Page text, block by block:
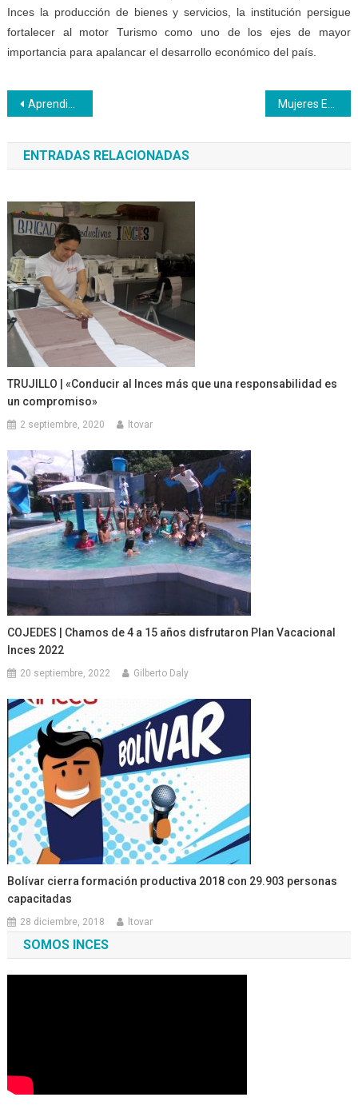
Inces la producción de bienes y servicios, la institución persigue
fortalecer al motor Turismo como uno de los ejes de mayor
importancia para apalancar el desarrollo económico del país.
Navegación
de
entradas
Aprendices del Inces Bolívar asumen el reto de la conservación
ENTRADAS RELACIONADAS
TRUJILLO | «Conducir al Inces más que una responsabilidad es
un compromiso»
2 septiembre, 2020 ltovar
COJEDES | Chamos de 4 a 15 años disfrutaron Plan Vacacional
Inces 2022
20 septiembre, 2022 Gilberto Daly
Bolívar cierra formación productiva 2018 con 29.903 personas
capacitadas
28 diciembre, 2018 ltovar
SOMOS INCES